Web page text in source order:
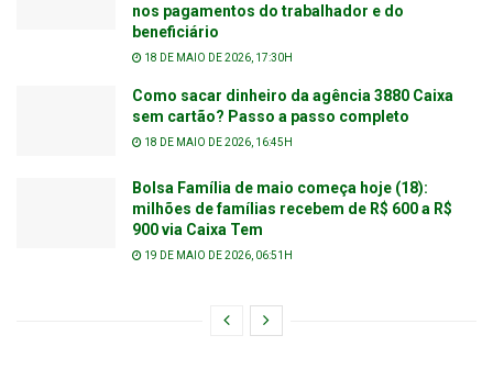
nos pagamentos do trabalhador e do
beneficiário
18 DE MAIO DE 2026, 17:30H
Como sacar dinheiro da agência 3880 Caixa
sem cartão? Passo a passo completo
18 DE MAIO DE 2026, 16:45H
Bolsa Família de maio começa hoje (18):
milhões de famílias recebem de R$ 600 a R$
900 via Caixa Tem
19 DE MAIO DE 2026, 06:51H